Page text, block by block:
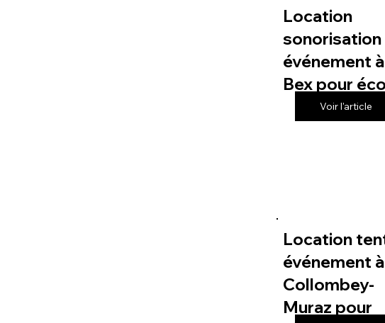
Location
sonorisation
événement à
Bex pour
Voir l'article
Location
événement à
Collombey-
Muraz pour